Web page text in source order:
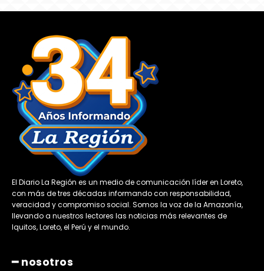
El Diario La Región es un medio de comunicación líder en Loreto,
con más de tres décadas informando con responsabilidad,
veracidad y compromiso social. Somos la voz de la Amazonía,
llevando a nuestros lectores las noticias más relevantes de
Iquitos, Loreto, el Perú y el mundo.
━ nosotros